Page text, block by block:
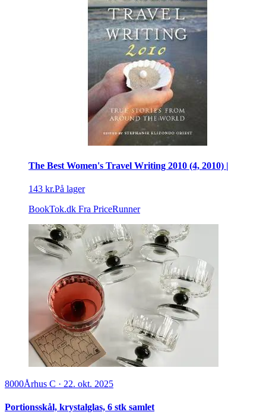
The Best Women's Travel Writing 2010 (4, 2010) |
143 kr.På lager
BookTok.dk Fra PriceRunner
8000Århus C · 22. okt. 2025
Portionsskål, krystalglas, 6 stk samlet